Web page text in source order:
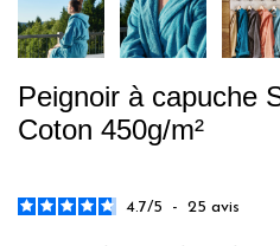
Peignoir à capuche
Coton 450g/m²
4.7/5 - 25 avis